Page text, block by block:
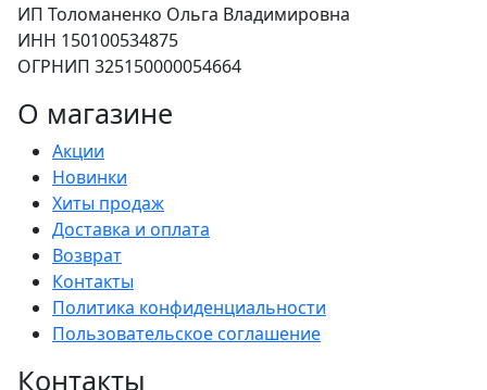
ИП Толоманенко Ольга Владимировна
ИНН 150100534875
ОГРНИП 325150000054664
О магазине
Акции
Новинки
Хиты продаж
Доставка и оплата
Возврат
Контакты
Политика конфиденциальности
Пользовательское соглашение
Контакты